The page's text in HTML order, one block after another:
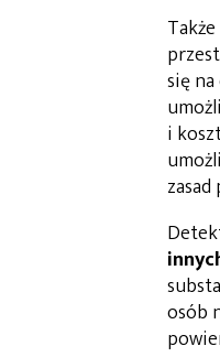
Także
się
i
osób